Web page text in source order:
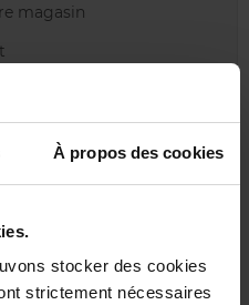
À propos des cookies
stocker des cookies
strictement nécessaires
magasin